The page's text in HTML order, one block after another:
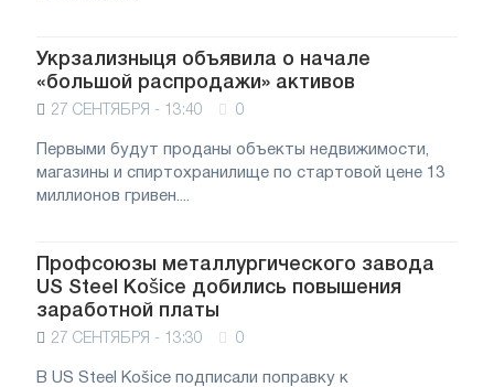
Укрзализныця объявила о начале
«большой распродажи» активов
27 СЕНТЯБРЯ - 13:40 0
Первыми будут проданы объекты недвижимости,
магазины и спиртохранилище по стартовой цене 13
миллионов гривен....
Профсоюзы металлургического завода
US Steel Košice добились повышения
заработной платы
27 СЕНТЯБРЯ - 13:30 0
В US Steel Košice подписали поправку к